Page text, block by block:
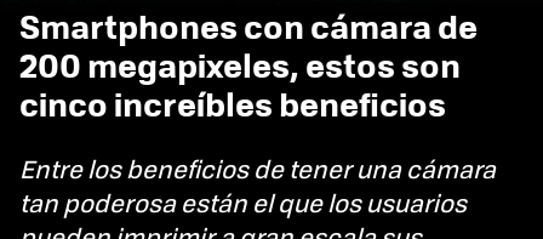
Smartphones con cámara de
200 megapixeles, estos son
cinco increíbles beneficios
Entre los beneficios de tener una cámara
tan poderosa están el que los usuarios